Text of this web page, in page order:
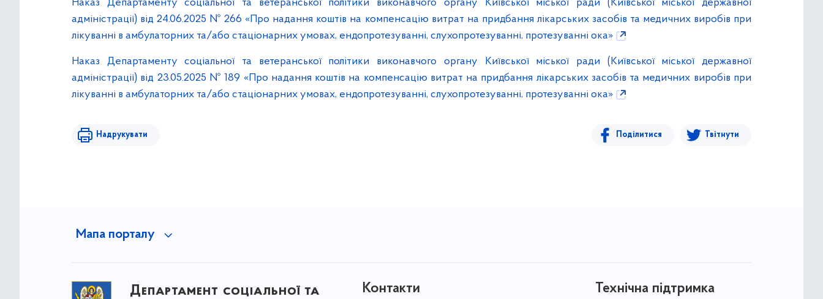
Наказ Департаменту соціальної та ветеранської політики виконавчого органу Київської міської ради (Київської міської державної
адміністрації) від 24.06.2025 № 266 «Про надання коштів на компенсацію витрат на придбання лікарських засобів та медичних виробів при
лікуванні в амбулаторних та/або стаціонарних умовах, ендопротезуванні, слухопротезуванні, протезуванні ока»
Наказ Департаменту соціальної та ветеранської політики виконавчого органу Київської міської ради (Київської міської державної
адміністрації) від 23.05.2025 № 189 «Про надання коштів на компенсацію витрат на придбання лікарських засобів та медичних виробів при
лікуванні в амбулаторних та/або стаціонарних умовах, ендопротезуванні, слухопротезуванні, протезуванні ока»
Надрукувати Поділитися Твітнути
Мапа порталу
Департамент соціальної та
Контакти Технічна підтримка